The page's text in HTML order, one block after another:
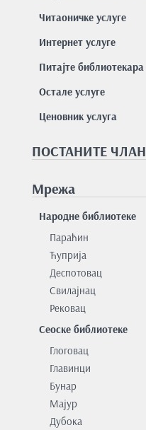
Читаоничке услуге
Интернет услуге
Питајте библиотекара
Остале услуге
Ценовник услуга
ПОСТАНИТЕ ЧЛАН
Мрежа
Народне библиотеке
Параћин
Ћуприја
Деспотовац
Свилајнац
Рековац
Сеоске библиотеке
Глоговац
Главинци
Бунар
Мајур
Дубока